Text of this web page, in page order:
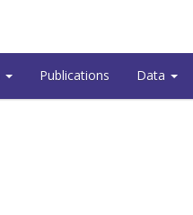
Publications Data